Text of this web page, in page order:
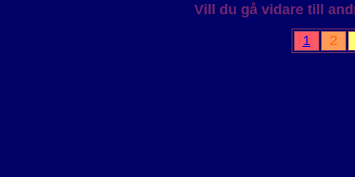
Vill du gå vidare till
1 2